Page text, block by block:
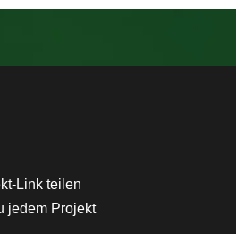
Link teilen
jedem Projekt